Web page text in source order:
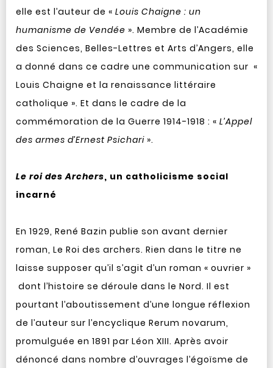
elle est l’auteur de « Louis Chaigne : un
humanisme de Vendée ». Membre de l’Académie
des Sciences, Belles-Lettres et Arts d’Angers, elle
a donné dans ce cadre une communication sur «
Louis Chaigne et la renaissance littéraire
catholique ». Et dans le cadre de la
commémoration de la Guerre 1914-1918 : « L’Appel
des armes d’Ernest Psichari».
Le roi des Archers, un catholicisme social
incarné
En 1929, René Bazin publie son avant dernier
roman, Le Roi des archers. Rien dans le titre ne
laisse supposer qu’il s’agit d’un roman « ouvrier »
dont l’histoire se déroule dans le Nord. Il est
pourtant l’aboutissement d’une longue réflexion
de l’auteur sur l’encyclique Rerum novarum,
promulguée en 1891 par Léon XIII. Après avoir
dénoncé dans nombre d’ouvrages l’égoïsme de